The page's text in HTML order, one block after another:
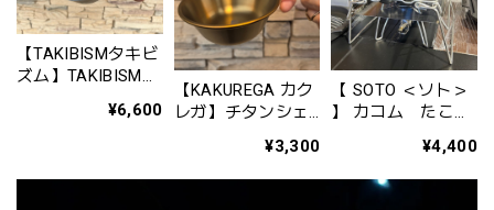
【TAKIBISMタキビ
ズム】TAKIBISM
タキビズム 鉄鋺シ
¥6,600
【KAKUREGA カク
レガ】チタンシェ
（300ml）
¥3,300
【 SOTO ＜ソト＞
】 カコム たこ焼
¥4,400